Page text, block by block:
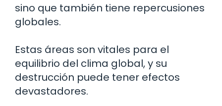
sino que también tiene repercusiones
globales.
Estas áreas son vitales para el
equilibrio del clima global, y su
destrucción puede tener efectos
devastadores.